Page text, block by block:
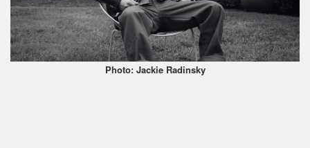
Photo: Jackie Radinsky